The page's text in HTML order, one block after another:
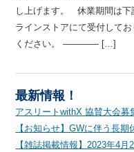
し上げます。 休業期間は下
ラインストアにて受付して
ください。 ———— […]
最新情報！
アスリートwithX 協賛大会募
【お知らせ】GWに伴う長期
【雑誌掲載情報】2023年4